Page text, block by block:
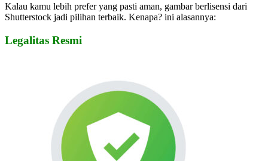
Kalau kamu lebih prefer yang pasti aman, gambar berlisensi dari
Shutterstock jadi pilihan terbaik. Kenapa? ini alasannya:
Legalitas Resmi